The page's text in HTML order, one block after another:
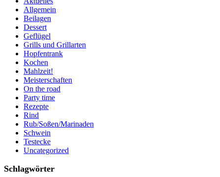
Allgemein
Beilagen
Dessert
Geflügel
Grills und Grillarten
Hopfentrank
Kochen
Mahlzeit!
Meisterschaften
On the road
Party time
Rezepte
Rind
Rub/Soßen/Marinaden
Schwein
Testecke
Uncategorized
Schlagwörter